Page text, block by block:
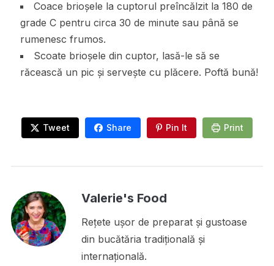
Coace brioșele la cuptorul preîncălzit la 180 de
grade C pentru circa 30 de minute sau până se
rumenesc frumos.
Scoate brioșele din cuptor, lasă-le să se
răcească un pic și servește cu plăcere. Poftă bună!
Tweet Share Pin It Print
Valerie's Food
Rețete ușor de preparat și gustoase
din bucătăria tradițională și
internațională.